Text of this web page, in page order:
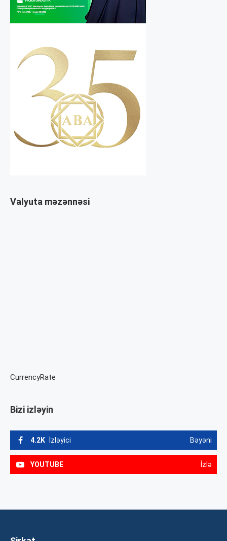
Valyuta məzənnəsi
CurrencyRate
Bizi izləyin
4.2K İzləyici Bəyəni
YOUTUBE İzlə